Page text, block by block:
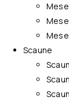
Scaune